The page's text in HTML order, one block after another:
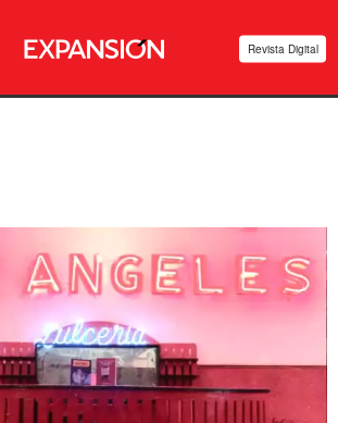
Revista Digital